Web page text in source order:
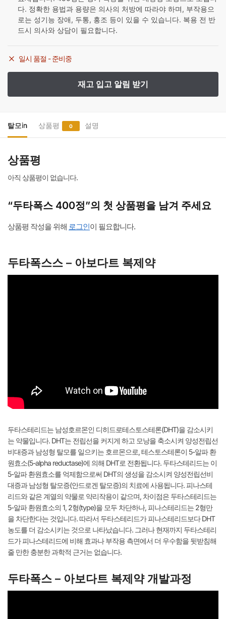
다. 정확한 용법과 용량은 의사의 처방에 따라야 하며, 부작용으
로는 성기능 장애, 두통, 홍조 등이 있을 수 있습니다. 복용 전 반
드시 의사와 상담이 필요합니다.
일시 품절 - 준비중
탈모in 상품평 0 설명
상품평
아직 상품평이 없습니다.
“두타폭스 400정”의 첫 상품평을 남겨 주세요
상품평 작성을 위해 로그인이 필요합니다.
두타폭스스 – 아보다트 복제약
두타스테리드는 남성호르몬인 디히드로테스토스테론(DHT)을 감소시키
는 약물입니다. DHT는 전립선을 커지게 하고 모낭을 축소시켜 양성전립선
비대증과 남성형 탈모를 일으키는 호르몬으로, 테스토스테론이 5-알파 환
원효소(5-alpha reductase)에 의해 DHT로 전환됩니다. 두타스테리드는 이
5-알파 환원효소를 억제함으로써 DHT의 생성을 감소시켜 양성전립선비
대증과 남성형 탈모증(안드로겐 탈모증)의 치료에 사용됩니다. 피나스테
리드와 같은 계열의 약물로 약리작용이 같으며, 차이점은 두타스테리드는
5-알파 환원효소의 1, 2형(type)을 모두 차단하나, 피나스테리드는 2형만
을 차단한다는 것입니다. 따라서 두타스테리드가 피나스테리드보다 DHT
농도를 더 감소시키는 것으로 나타났습니다. 그러나 현재까지 두타스테리
드가 피나스테리드에 비해 효과나 부작용 측면에서 더 우수함을 뒷받침해
줄 만한 충분한 과학적 근거는 없습니다.
두타폭스 – 아보다트 복제약 개발과정